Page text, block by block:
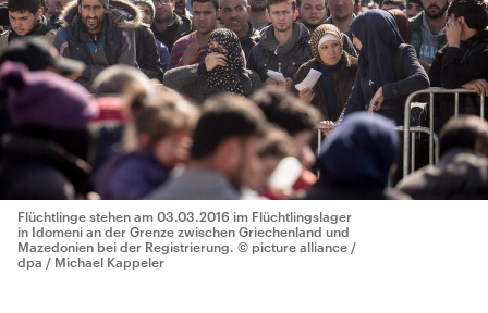
Flüchtlinge stehen am 03.03.2016 im Flüchtlingslager
in Idomeni an der Grenze zwischen Griechenland und
Mazedonien bei der Registrierung. © picture alliance /
dpa / Michael Kappeler